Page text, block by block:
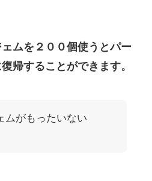
ムを２００個使うとパー
帰することができます。
ムがもったいない